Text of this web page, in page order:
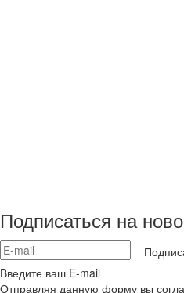
Подписаться на
Введите ваш E-mail
Отправляя данную форму вы